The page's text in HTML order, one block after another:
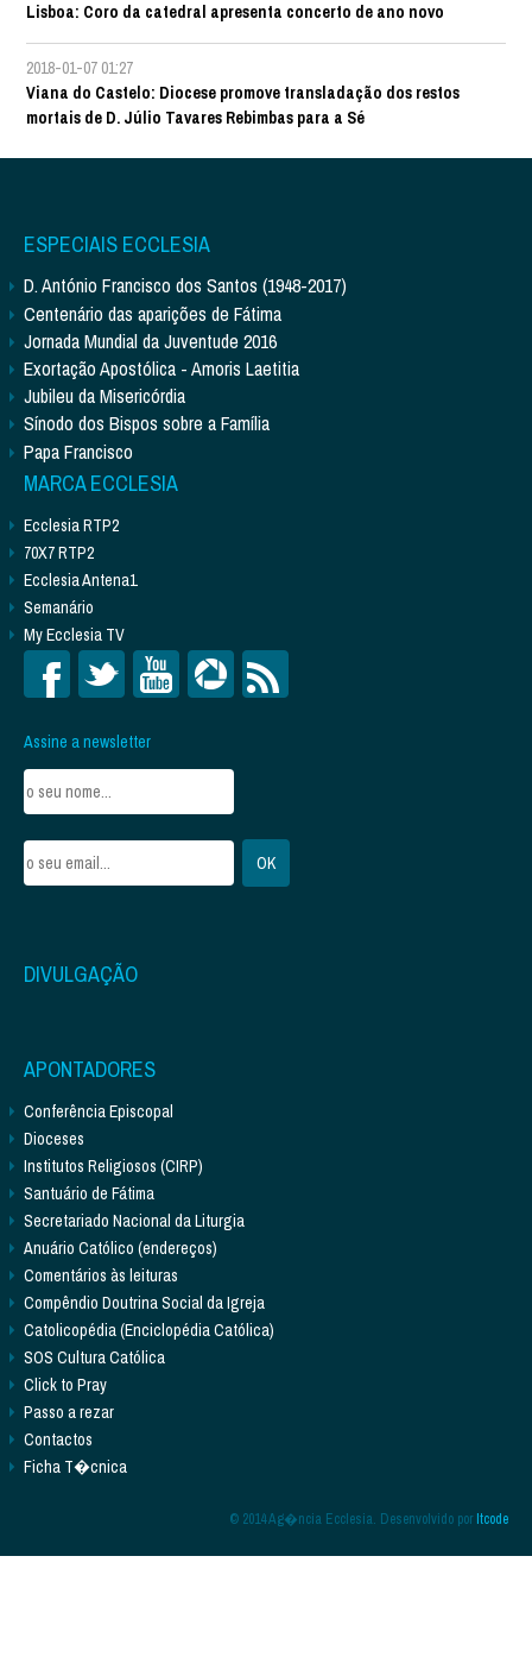
Lisboa: Coro da catedral apresenta concerto de ano novo
2018-01-07 01:27
Viana do Castelo: Diocese promove transladação dos restos
mortais de D. Júlio Tavares Rebimbas para a Sé
ESPECIAIS ECCLESIA
D. António Francisco dos Santos (1948-2017)
Centenário das aparições de Fátima
Jornada Mundial da Juventude 2016
Exortação Apostólica - Amoris Laetitia
Jubileu da Misericórdia
Sínodo dos Bispos sobre a Família
Papa Francisco
MARCA ECCLESIA
Ecclesia RTP2
70X7 RTP2
Ecclesia Antena1
Semanário
My Ecclesia TV
Assine a newsletter
DIVULGAÇÃO
APONTADORES
Conferência Episcopal
Dioceses
Institutos Religiosos (CIRP)
Santuário de Fátima
Secretariado Nacional da Liturgia
Anuário Católico (endereços)
Comentários às leituras
Compêndio Doutrina Social da Igreja
Catolicopédia (Enciclopédia Católica)
SOS Cultura Católica
Click to Pray
Passo a rezar
Contactos
Ficha T�cnica
© 2014 Ag�ncia Ecclesia. Desenvolvido porItcode